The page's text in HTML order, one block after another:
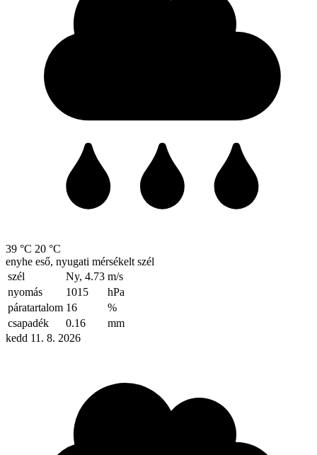
39 °C 20 °C
enyhe eső, nyugati mérsékelt szél
szél
Ny, 4.73 m/s
nyomás
1015
hPa
páratartalom 16
%
csapadék
0.16
mm
kedd 11. 8. 2026